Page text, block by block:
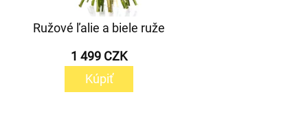
Ružové ľalie a biele ruže
1 499 CZK
Kúpiť